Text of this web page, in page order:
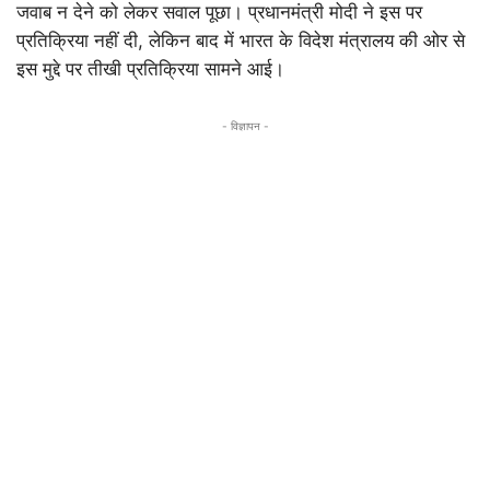
जवाब न देने को लेकर सवाल पूछा। प्रधानमंत्री मोदी ने इस पर
प्रतिक्रिया नहीं दी, लेकिन बाद में भारत के विदेश मंत्रालय की ओर से
इस मुद्दे पर तीखी प्रतिक्रिया सामने आई।
- विज्ञापन -